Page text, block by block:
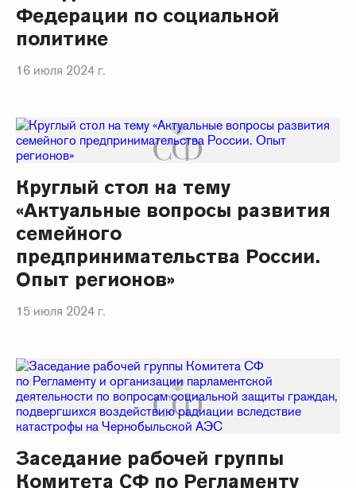
Федерации по социальной
политике
16 июля 2024 г.
Круглый стол на тему
«Актуальные вопросы развития
семейного
предпринимательства России.
Опыт регионов»
15 июля 2024 г.
Заседание рабочей группы
Комитета СФ по Регламенту